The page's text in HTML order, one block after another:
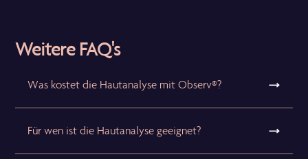
Weitere FAQ's
Was kostet die Hautanalyse mit Observ®?
Für wen ist die Hautanalyse geeignet?